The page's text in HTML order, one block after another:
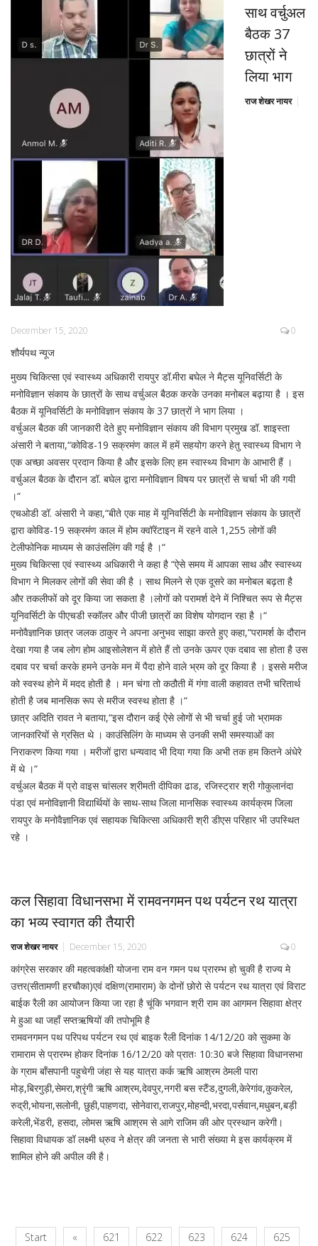
साथ वर्चुअल
बैठक 37
छात्रों ने
लिया भाग
राज शेखर नायर
December 15, 2020 0
शौर्यपथ न्यूज
मुख्य चिकित्सा एवं स्वास्थ्य अधिकारी रायपुर डॉ.मीरा बघेल ने मैट्स यूनिवर्सिटी के
मनोविज्ञान संकाय के छात्रों के साथ वर्चुअल बैठक करके उनका मनोबल बढ़ाया है । इस
बैठक में यूनिवर्सिटी के मनोविज्ञान संकाय के 37 छात्रों ने भाग लिया ।
वर्चुअल बैठक की जानकारी देते हुए मनोविज्ञान संकाय की विभाग प्रमुख डॉ. शाइस्ता
अंसारी ने बताया,“कोविड-19 सक्रमंण काल में हमें सहयोग करने हेतु स्वास्थ्य विभाग ने
एक अच्छा अवसर प्रदान किया है और इसके लिए हम स्वास्थ्य विभाग के आभारी हैं ।
वर्चुअल बैठक के दौरान डॉ. बघेल द्वारा मनोविज्ञान विषय पर छात्रों से चर्चा भी की गयी
।“
एचओडी डॉ. अंसारी ने कहा,“बीते एक माह में यूनिवर्सिटी के मनोविज्ञान संकाय के छात्रों
द्वारा कोविड-19 सक्रमंण काल में होम क्वॉरेंटाइन में रहने वाले 1,255 लोगों की
टेलीफोनिक माध्यम से काउंसलिंग की गई है ।“
मुख्य चिकित्सा एवं स्वास्थ्य अधिकारी ने कहा है “ऐसे समय में आपका साथ और स्वास्थ्य
विभाग ने मिलकर लोगों की सेवा की है । साथ मिलने से एक दूसरे का मनोबल बढ़ता है
और तकलीफों को दूर किया जा सकता है ।लोगों को परामर्श देने में निश्चित रूप से मैट्स
यूनिवर्सिटी के पीएचडी स्कॉलर और पीजी छात्रों का विशेष योगदान रहा है ।“
मनोवैज्ञानिक छात्र जलक ठाकुर ने अपना अनुभव साझा करते हुए कहा,“परामर्श के दौरान
देखा गया है जब लोग होम आइसोलेशन में होते हैं तो उनके ऊपर एक दबाव सा होता है उस
दबाव पर चर्चा करके हमने उनके मन में पैदा होने वाले भ्रम को दूर किया है । इससे मरीज
को स्वस्थ होने में मदद होती है । मन चंगा तो कठौती में गंगा वाली कहावत तभी चरितार्थ
होती है जब मानसिक रूप से मरीज स्वस्थ होता है ।“
छात्र अदिति रावत ने बताया,“इस दौरान कई ऐसे लोगों से भी चर्चा हुई जो भ्रामक
जानकारियों से ग्रसित थे । काउंसिलिंग के माध्यम से उनकी सभी समस्याओं का
निराकरण किया गया । मरीजों द्वारा धन्यवाद भी दिया गया कि अभी तक हम कितने अंधेरे
में थे ।“
वर्चुअल बैठक में प्रो वाइस चांसलर श्रीमती दीपिका ढाड, रजिस्ट्रार श्री गोकुलानंदा
पंडा एवं मनोविज्ञानी विद्यार्थियों के साथ-साथ जिला मानसिक स्वास्थ्य कार्यक्रम जिला
रायपुर के मनोवैज्ञानिक एवं सहायक चिकित्सा अधिकारी श्री डीएस परिहार भी उपस्थित
रहे ।
कल सिहावा विधानसभा में रामवनगमन पथ पर्यटन रथ यात्रा
का भव्य स्वागत की तैयारी
राज शेखर नायर December 15, 2020 0
कांग्रेस सरकार की महत्वकांक्षी योजना राम वन गमन पथ प्रारम्भ हो चुकी है राज्य मे
उत्तर(सीतामणी हरचौका)एवं दक्षिण(रामाराम) के दोनों छोरो से पर्यटन रथ यात्रा एवं विराट
बाईक रैली का आयोजन किया जा रहा है चूंकि भगवान श्री राम का आगमन सिहावा क्षेत्र
मे हुआ था जहाँ सप्तऋषियों की तपोभूमि है
रामवनगमन पथ परिपथ पर्यटन रथ एवं बाइक रैली दिनांक 14/12/20 को सुकमा के
रामाराम से प्रारम्भ होकर दिनांक 16/12/20 को प्रातः 10:30 बजे सिहावा विधानसभा
के ग्राम बाँसपानी पहुचेगी जंहा से यह यात्रा कर्क ऋषि आश्रम ठेमली पारा
मोड़,बिरगुड़ी,सेमरा,श्रृंगी ऋषि आश्रम,देवपुर,नगरी बस स्टैंड,दुगली,केरेगांव,कुकरेल,
रुद्री,भोयना,सलोनी, छुही,पाहणदा, सोनेवारा,राजपुर,मोहन्दी,भरदा,पर्सवान,मधुबन,बड़ी
करेली,भेंडरी, हसदा, लोमस ऋषि आश्रम से आगे राजिम की ओर प्रस्थान करेगी।
सिहावा विधायक डॉ लक्ष्मी ध्रुव ने क्षेत्र की जनता से भारी संख्या मे इस कार्यक्रम में
शामिल होने की अपील की है।
Start « 621 622 623 624
625